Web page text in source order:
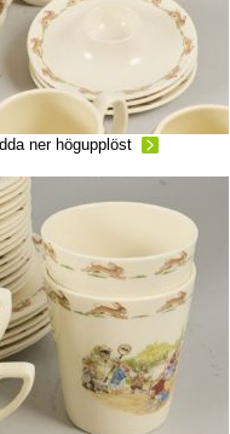
ner högupplöst